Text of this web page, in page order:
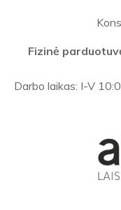
Fizinė
Darbo laikas: I-V